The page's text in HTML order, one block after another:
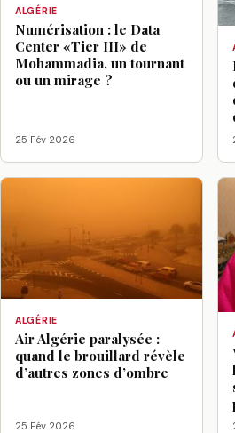
ALGÉRIE
Numérisation : le Data
Center «Tier III» de
Mohammadia, un tournant
ou un mirage ?
25 Fév 2026
ALGÉRIE
Air Algérie paralysée :
quand le brouillard révèle
d’autres zones d’ombre
25 Fév 2026